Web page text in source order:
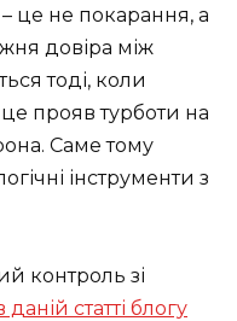
це не покарання, а
довіра між
тоді, коли
прояв турботи на
Саме тому
інструменти з
контроль зі
даній статті блогу